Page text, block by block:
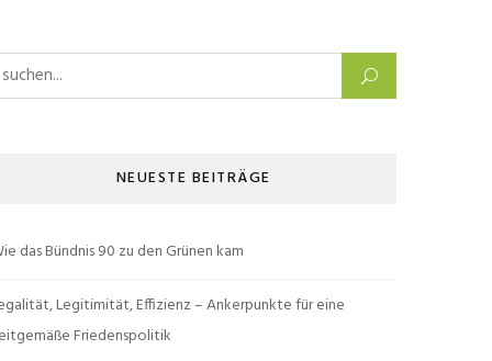
Suchen nach:
NEUESTE BEITRÄGE
das Bündnis 90 zu den Grünen kam
Legitimität, Effizienz – Ankerpunkte für eine
Friedenspolitik